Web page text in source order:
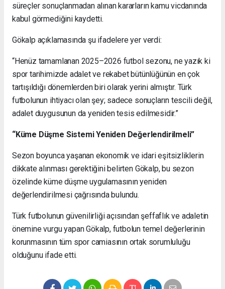
süreçler sonuçlanmadan alınan kararların kamu vicdanında
kabul görmediğini kaydetti.
Gökalp açıklamasında şu ifadelere yer verdi:
“Henüz tamamlanan 2025–2026 futbol sezonu, ne yazık ki
spor tarihimizde adalet ve rekabet bütünlüğünün en çok
tartışıldığı dönemlerden biri olarak yerini almıştır. Türk
futbolunun ihtiyacı olan şey; sadece sonuçların tescili değil,
adalet duygusunun da yeniden tesis edilmesidir.”
“Küme Düşme Sistemi Yeniden Değerlendirilmeli”
Sezon boyunca yaşanan ekonomik ve idari eşitsizliklerin
dikkate alınması gerektiğini belirten Gökalp, bu sezon
özelinde küme düşme uygulamasının yeniden
değerlendirilmesi çağrısında bulundu.
Türk futbolunun güvenilirliği açısından şeffaflık ve adaletin
önemine vurgu yapan Gökalp, futbolun temel değerlerinin
korunmasının tüm spor camiasının ortak sorumluluğu
olduğunu ifade etti.